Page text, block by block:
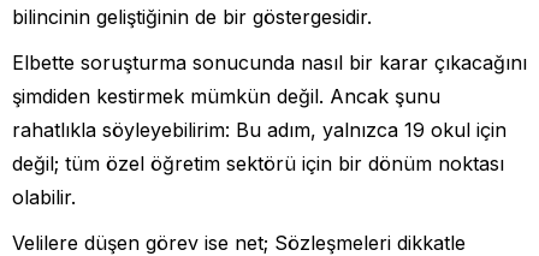
bilincinin geliştiğinin de bir göstergesidir.
Elbette soruşturma sonucunda nasıl bir karar çıkacağını
şimdiden kestirmek mümkün değil. Ancak şunu
rahatlıkla söyleyebilirim: Bu adım, yalnızca 19 okul için
değil; tüm özel öğretim sektörü için bir dönüm noktası
olabilir.
Velilere düşen görev ise net; Sözleşmeleri dikkatle